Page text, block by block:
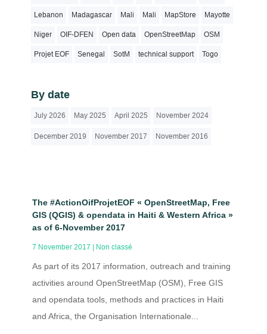
Lebanon Madagascar Mali Mali MapStore Mayotte
Niger OIF-DFEN Open data OpenStreetMap OSM
Projet EOF Senegal SotM technical support Togo
By date
July 2026 May 2025 April 2025 November 2024
December 2019 November 2017 November 2016
The #ActionOifProjetEOF « OpenStreetMap, Free
GIS (QGIS) & opendata in Haiti & Western Africa »
as of 6-November 2017
7 November 2017 | Non classé
As part of its 2017 information, outreach and training
activities around OpenStreetMap (OSM), Free GIS
and opendata tools, methods and practices in Haiti
and Africa, the Organisation Internationale...